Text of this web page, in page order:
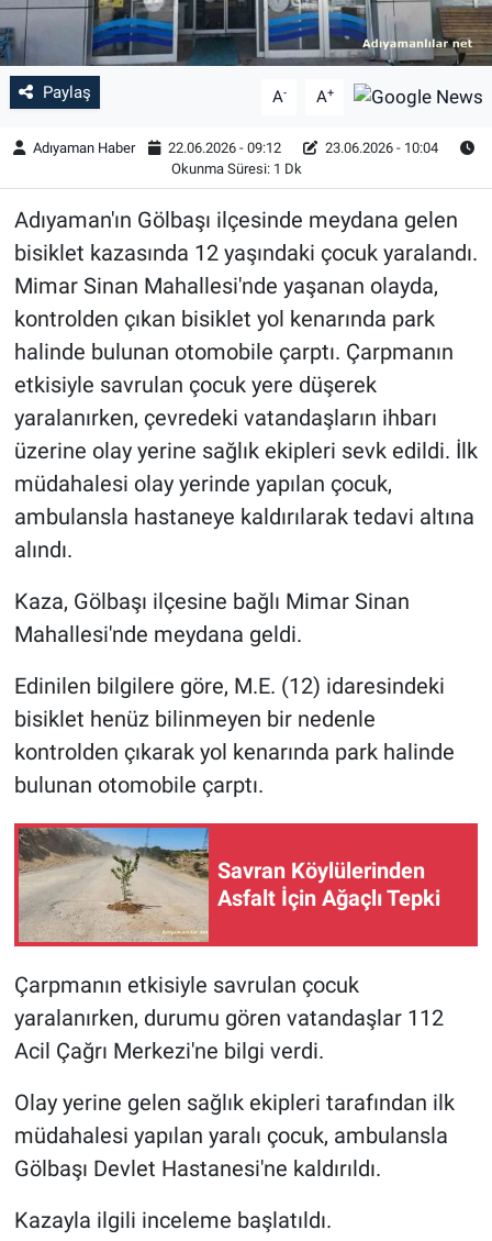
Paylaş A- A+
Adıyaman Haber 22.06.2026 - 09:12
23.06.2026 - 10:04
Okunma Süresi: 1 Dk
Adıyaman'ın Gölbaşı ilçesinde meydana gelen
bisiklet kazasında 12 yaşındaki çocuk yaralandı.
Mimar Sinan Mahallesi'nde yaşanan olayda,
kontrolden çıkan bisiklet yol kenarında park
halinde bulunan otomobile çarptı. Çarpmanın
etkisiyle savrulan çocuk yere düşerek
yaralanırken, çevredeki vatandaşların ihbarı
üzerine olay yerine sağlık ekipleri sevk edildi. İlk
müdahalesi olay yerinde yapılan çocuk,
ambulansla hastaneye kaldırılarak tedavi altına
alındı.
Kaza, Gölbaşı ilçesine bağlı Mimar Sinan
Mahallesi'nde meydana geldi.
Edinilen bilgilere göre, M.E. (12) idaresindeki
bisiklet henüz bilinmeyen bir nedenle
kontrolden çıkarak yol kenarında park halinde
bulunan otomobile çarptı.
Savran Köylülerinden
Asfalt İçin Ağaçlı Tepki
Çarpmanın etkisiyle savrulan çocuk
yaralanırken, durumu gören vatandaşlar 112
Acil Çağrı Merkezi'ne bilgi verdi.
Olay yerine gelen sağlık ekipleri tarafından ilk
müdahalesi yapılan yaralı çocuk, ambulansla
Gölbaşı Devlet Hastanesi'ne kaldırıldı.
Kazayla ilgili inceleme başlatıldı.
Ekonomi
Yaşam
BİLİM VE TEKNOLOJİ
Şambayat Haber